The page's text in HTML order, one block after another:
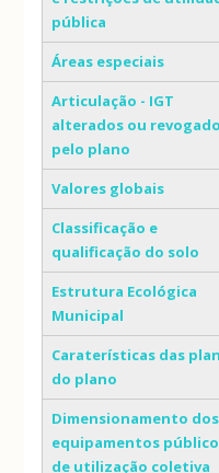
pública
Áreas especiais
Articulação - IGT
alterados ou
pelo plano
Valores globais
Classificação e
qualificação do solo
Estrutura Ecológica
Municipal
Caraterísticas das
do plano
Dimensionamento dos
equipamentos
de utilização coletiva